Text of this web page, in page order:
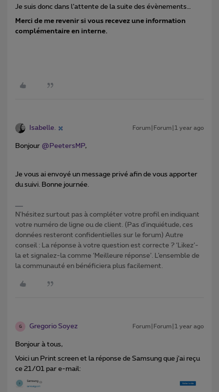
Je suis donc dans l’attente de la suite des évènements…
Merci de me revenir si vous recevez une information
complémentaire en interne.
Isabelle. Forum|Forum|1 year ago
Bonjour ​ @PeetersMP,
Je vous ai envoyé un message privé afin de vous apporter
du suivi. Bonne journée.
N'hésitez surtout pas à compléter votre profil en indiquant
votre numéro de ligne ou de client. (Pas d'inquiétude, ces
données resteront confidentielles sur le forum) Autre
conseil : La réponse à votre question est correcte ? ‘Likez’-
la et signalez-la comme ‘Meilleure réponse’. L’ensemble de
la communauté en bénéficiera plus facilement.
G Gregorio Soyez Forum|Forum|1 year ago
Bonjour à tous,
Voici un Print screen et la réponse de Samsung que j’ai reçu
ce 21/01 par e-mail: